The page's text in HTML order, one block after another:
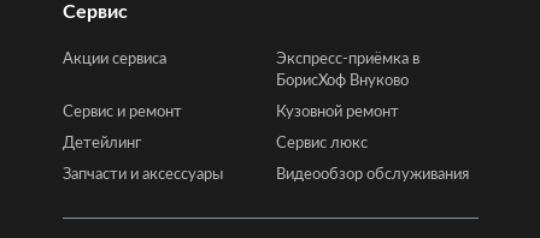
Сервис
Акции сервиса
Экспресс-приёмка в
БорисХоф Внуково
Сервис и ремонт
Кузовной ремонт
Детейлинг
Сервис люкс
Запчасти и аксессуары
Видеообзор обслуживания